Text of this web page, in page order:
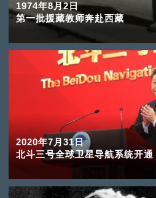
1974年8月2日
第一批援藏教师奔赴西藏
2020年7月31日
北斗三号全球卫星导航系统开通